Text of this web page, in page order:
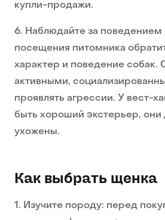
купли-продажи.
6. Наблюдайте за поведением
посещения питомника
характер и поведение собак.
активными,
проявлять агрессии. У вест-
быть хороший экстерьер,
ухожены.
Как выбрать щенка
1. Изучите породу: перед